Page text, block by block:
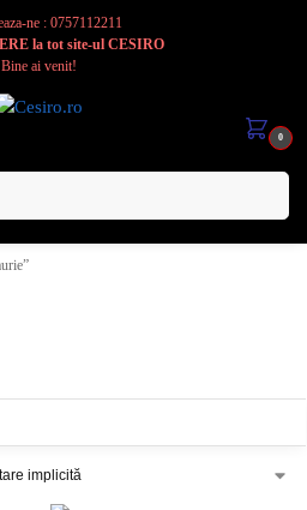
ne : 0757112211
la tot site-ul CESIRO
Bine ai venit!
0